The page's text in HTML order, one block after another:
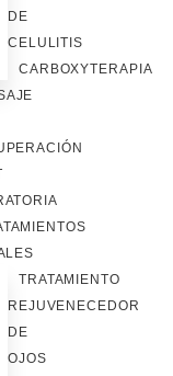
DE
CELULITIS
CARBOXYTERAPIA
TRATAMIENTO
REJUVENECEDOR
DE
OJOS